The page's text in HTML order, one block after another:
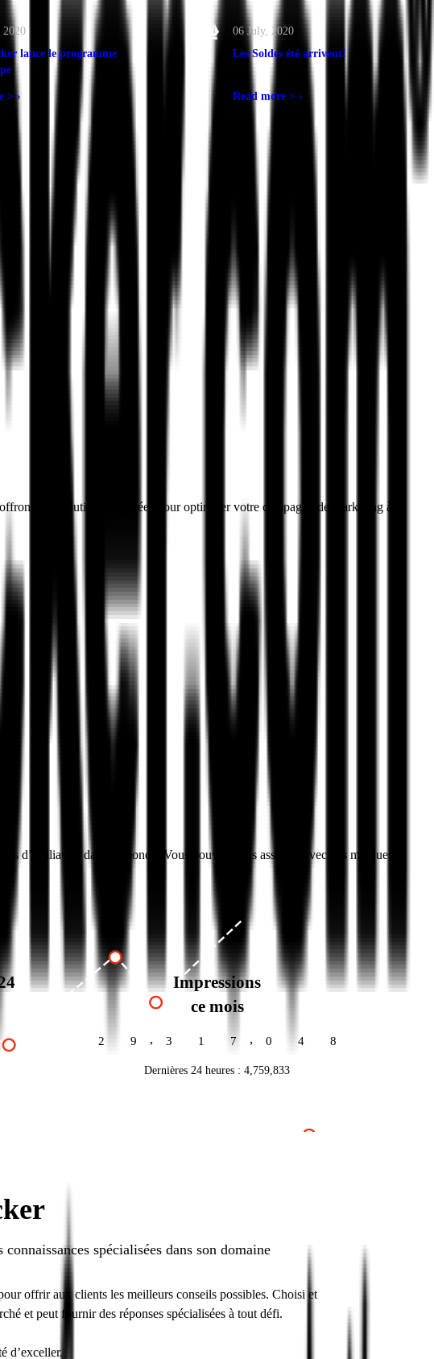
2020
lance le programme
> ›
06 July, 2020
Les Soldes été arrivent!
Read more > ›
des solutions inégalées pour optimiser votre campagne de marketing à la
d’affiliation dans le monde. Vous pouvez vous associer avec des marques
Impressions
ce mois
2 9 , 3 1 7 , 0 5 8
Dernières 24 heures :4,759,843
spécialisées dans son domaine
offrir aux clients les meilleurs conseils possibles. Choisi et
et peut fournir des réponses spécialisées à tout défi.
d’exceller.